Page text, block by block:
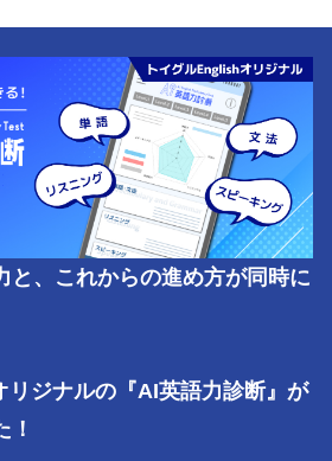
と、これからの進め方が同時に
リジナルの『AI英語力診断』が
！